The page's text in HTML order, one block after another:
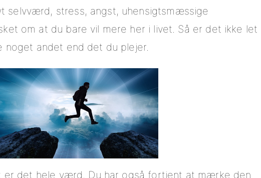
selvværd, stress, angst, uhensigtsmæssige
om at du bare vil mere her i livet. Så er det ikke let
andet end det du plejer.
er det hele værd. Du har også fortjent at mærke den